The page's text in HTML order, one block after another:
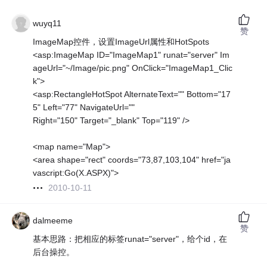
wuyq11
ImageMap控件，设置ImageUrl属性和HotSpots
<asp:ImageMap ID="ImageMap1" runat="server" Im
ageUrl="~/Image/pic.png" OnClick="ImageMap1_Clic
k">
<asp:RectangleHotSpot AlternateText="" Bottom="17
5" Left="77" NavigateUrl=""
Right="150" Target="_blank" Top="119" />
<map name="Map">
<area shape="rect" coords="73,87,103,104" href="ja
vascript:Go(X.ASPX)">
2010-10-11
赞
dalmeeme
基本思路：把相应的标签runat="server"，给个id，在
后台操控。
赞